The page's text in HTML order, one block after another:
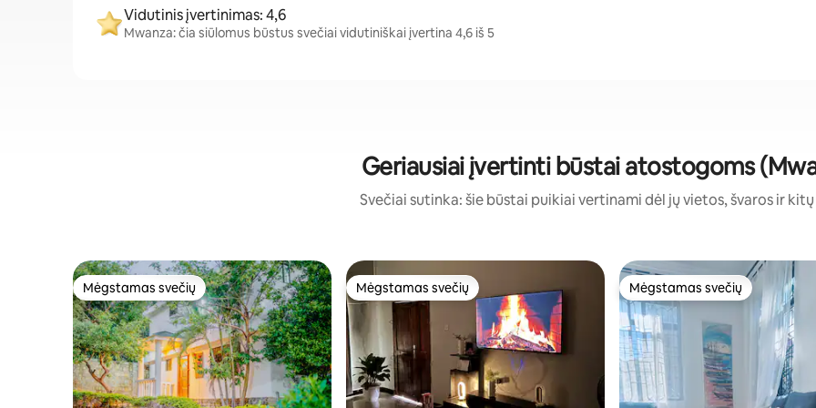
Vidutinis įvertinimas: 4,6
Mwanza: čia siūlomus būstus svečiai vidutiniškai įvertina 4,6 iš 5
Geriausiai įvertinti būstai atostogoms
Svečiai sutinka: šie būstai puikiai vertinami dėl jų vietos, švaros ir
Mėgstamas svečių
Mėgstamas svečių Mėgstamas svečių
Mėgstamas svečių Mėgstamas svečių
Mėgstamas svečių